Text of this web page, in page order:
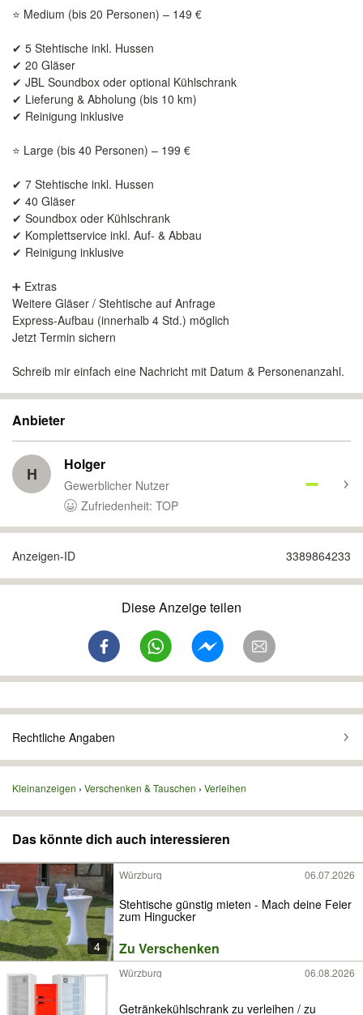
⭐ Medium (bis 20 Personen) – 149 €
✔ 5 Stehtische inkl. Hussen
✔ 20 Gläser
✔ JBL Soundbox oder optional Kühlschrank
✔ Lieferung & Abholung (bis 10 km)
✔ Reinigung inklusive
⭐ Large (bis 40 Personen) – 199 €
✔ 7 Stehtische inkl. Hussen
✔ 40 Gläser
✔ Soundbox oder Kühlschrank
✔ Komplettservice inkl. Auf- & Abbau
✔ Reinigung inklusive
➕ Extras
Weitere Gläser / Stehtische auf Anfrage
Express-Aufbau (innerhalb 4 Std.) möglich
Jetzt Termin sichern
Schreib mir einfach eine Nachricht mit Datum & Personenanzahl.
Anbieter
H Holger
Gewerblicher Nutzer
Zufriedenheit: TOP
Anzeigen-ID 3389864233
Diese Anzeige teilen
Rechtliche Angaben
Kleinanzeigen Verschenken & Tauschen Verleihen
Das könnte dich auch interessieren
4
Würzburg 06.07.2026
Stehtische günstig mieten - Mach deine Feier
zum Hingucker
Zu Verschenken
Würzburg 06.08.2026
Getränkekühlschrank zu verleihen / zu